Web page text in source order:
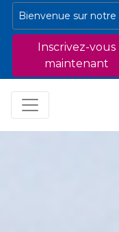
Bienvenue sur
Inscrivez-vous
maintenant